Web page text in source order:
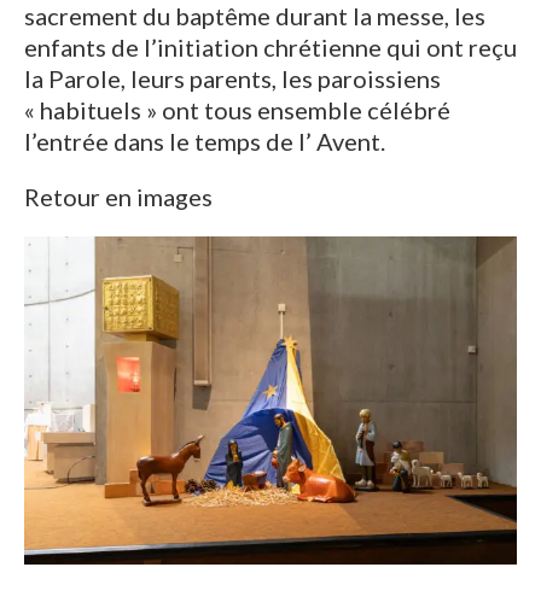
sacrement du baptême durant la messe, les
enfants de l’initiation chrétienne qui ont reçu
la Parole, leurs parents, les paroissiens
« habituels » ont tous ensemble célébré
l’entrée dans le temps de l’ Avent.
Retour en images